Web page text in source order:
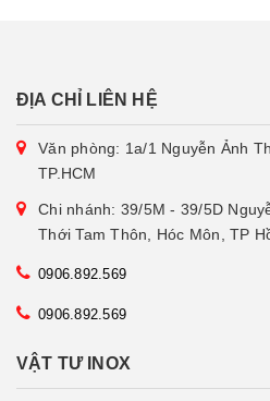
ĐỊA CHỈ LIÊN HỆ
Văn phòng: 1a/1 Nguyễn Ảnh
TP.HCM
Chi nhánh: 39/5M - 39/5D
Thới Tam Thôn, Hóc Môn, TP
0906.892.569
0906.892.569
VẬT TƯ INOX